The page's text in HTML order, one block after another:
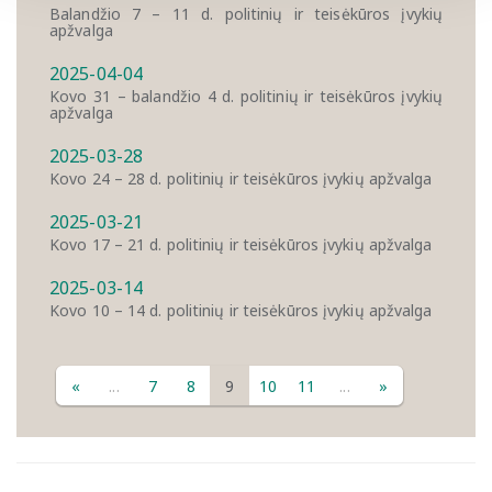
Balandžio 7 – 11 d. politinių ir teisėkūros įvykių
apžvalga
2025-04-04
Kovo 31 – balandžio 4 d. politinių ir teisėkūros įvykių
apžvalga
2025-03-28
Kovo 24 – 28 d. politinių ir teisėkūros įvykių apžvalga
2025-03-21
Kovo 17 – 21 d. politinių ir teisėkūros įvykių apžvalga
2025-03-14
Kovo 10 – 14 d. politinių ir teisėkūros įvykių apžvalga
« ... 7 8 9 10 11 ... »